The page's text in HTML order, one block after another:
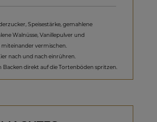
Speisestärke, gemahlene
Walnüsse, Vanillepulver und
miteinander vermischen.
nach und nach einrühren.
Backen direkt auf die Tortenböden spritzen.